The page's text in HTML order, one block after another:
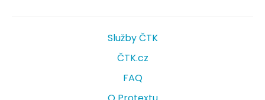
Služby ČTK
ČTK.cz
FAQ